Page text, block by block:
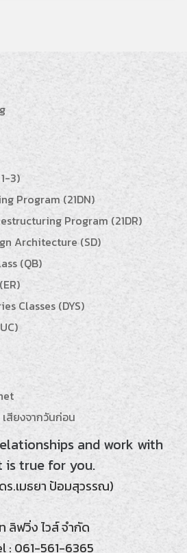
3)
Program (21DN)
Program (21DR)
Architecture (SD)
(QB)
Classes (DYS)
สียงจากวันก่อน
and work with
is true for you.
ร.เมธยา ป้อมสุวรรณ)
ลิฟวิ่ง ไวส์ จำกัด
: 061-561-6365